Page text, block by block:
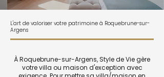
L'art de valoriser votre patrimoine à Roquebrune-sur-
Argens
À Roquebrune-sur-Argens, Style de Vie gère
votre villa ou maison d'exception avec